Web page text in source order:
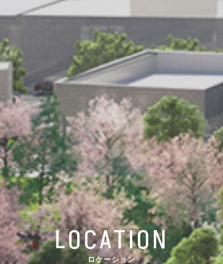
LOCATION
ロケーション